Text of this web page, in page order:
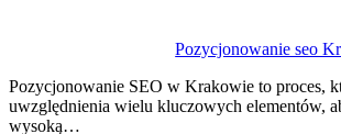
Pozycjonowanie seo
Pozycjonowanie SEO w Krakowie to proces,
uwzględnienia wielu kluczowych elementów,
wysoką…